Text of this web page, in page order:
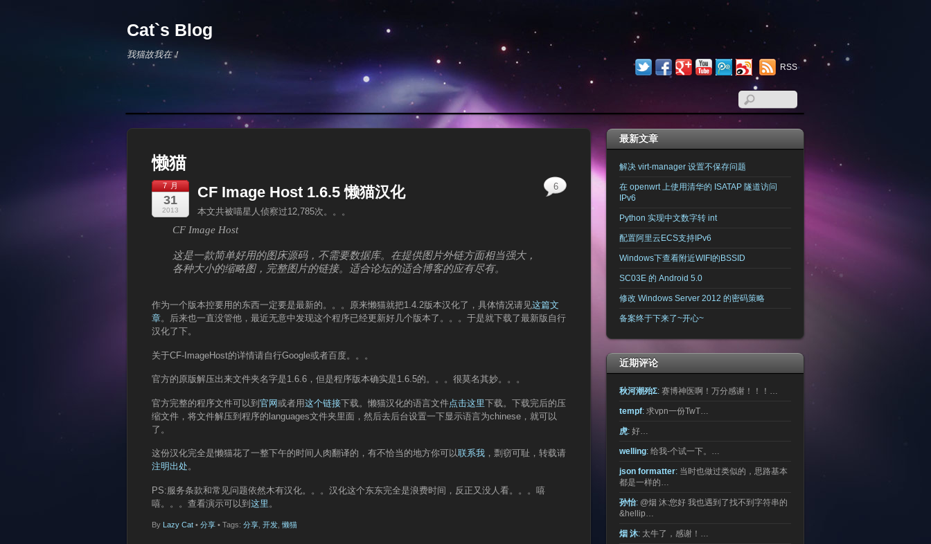
Cat`s Blog
我猫故我在！
RSS
懒猫
7 月
31
2013
CF Image Host 1.6.5 懒猫汉化
本文共被喵星人侦察过12,785次。。。
CF Image Host
这是一款简单好用的图床源码，不需要数据库。在提供图片外链方面相当强大，
各种大小的缩略图，完整图片的链接。适合论坛的适合博客的应有尽有。
作为一个版本控要用的东西一定要是最新的。。。原来懒猫就把1.4.2版本汉化了，具体情况请见这篇文
章。后来也一直没管他，最近无意中发现这个程序已经更新好几个版本了。。。于是就下载了最新版自行
汉化了下。
关于CF-ImageHost的详情请自行Google或者百度。。。
官方的原版解压出来文件夹名字是1.6.6，但是程序版本确实是1.6.5的。。。很莫名其妙。。。
官方完整的程序文件可以到官网或者用这个链接下载。懒猫汉化的语言文件点击这里下载。下载完后的压
缩文件，将文件解压到程序的languages文件夹里面，然后去后台设置一下显示语言为chinese，就可以
了。
这份汉化完全是懒猫花了一整下午的时间人肉翻译的，有不恰当的地方你可以联系我 ，剽窃可耻，转载请
注明出处。
PS:服务条款和常见问题依然木有汉化。。。汉化这个东东完全是浪费时间，反正又没人看。。。嘻
嘻。。。查看演示可以到这里 。
By Lazy Cat • 分享
6
• Tags: 分享 开发 懒猫
最新文章
解决 virt-manager 设置不保存问题
在 openwrt 上使用清华的 ISATAP 隧道访问
IPv6
Python 实现中文数字转 int
配置阿里云ECS支持IPv6
Windows下查看附近WIFI的BSSID
SC03E 的 Android 5.0
修改 Windows Server 2012 的密码策略
备案终于下来了~开心~
近期评论
秋河潮殆Σ: 赛博神医啊！万分感谢！！！…
tempf: 求vpn一份TwT…
虎: 好…
welling: 给我-个试一下。…
json formatter: 当时也做过类似的，思路基本
都是一样的…
孙怡: @烟 沐:您好 我也遇到了找不到字符串的
&hellip…
烟 沐: 太牛了，感谢！…